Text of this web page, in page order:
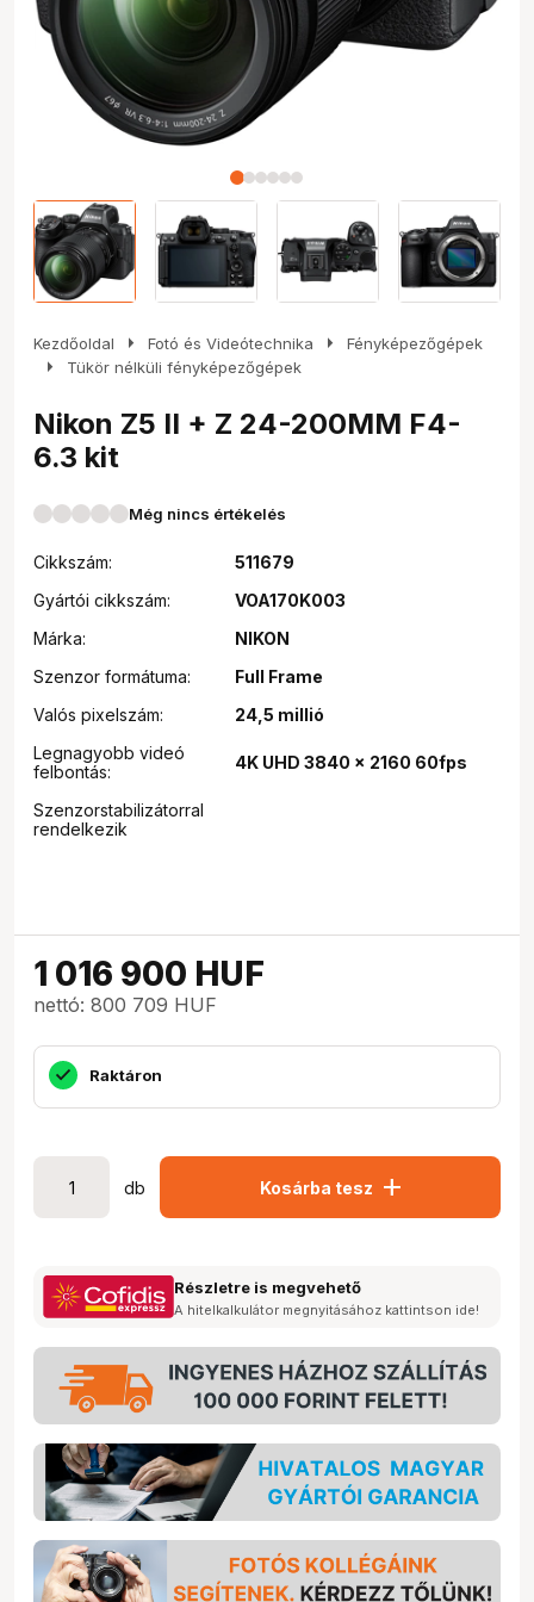
Kezdőoldal arrow_right Fotó és Videótechnika arrow_right Fényképezőgépek
arrow_right Tükör nélküli fényképezőgépek
Nikon Z5 II + Z 24-200MM F4-
6.3 kit
Még nincs értékelés
Cikkszám:
511679
Gyártói cikkszám:
VOA170K003
Márka:
NIKON
Szenzor formátuma:
Full Frame
Valós pixelszám:
24,5 millió
Legnagyobb videó
felbontás:
4K UHD 3840 x 2160 60fps
Szenzorstabilizátorral
rendelkezik
1 016 900 HUF
nettó: 800 709 HUF
Raktáron
db Kosárba tesz add
Részletre is megvehető
A hitelkalkulátor megnyitásához kattintson ide!